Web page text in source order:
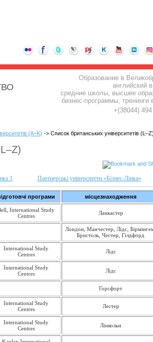
Образование в
английский
средние школы, высшее
бизнес-программы, тренинги
+(38044)
(A–K) -> Список британських університетів
1 Партнерські університети «Бізнес-Лінка»
програми місцезнаходження
International Study
Centres
Ланкастер
Лондон, Манчестер, Лідс,
Бристоль, Честер, Гілдфорд
International Study
Centres
Лідс
International Study
Centres
Лідс
Горсфорт
International Study
Centres
Лестер
International Study
Centres
Лінкольн